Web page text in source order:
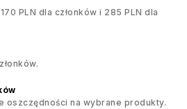
PLN dla członków i 285 PLN dla
oszczędności na wybrane produkty.